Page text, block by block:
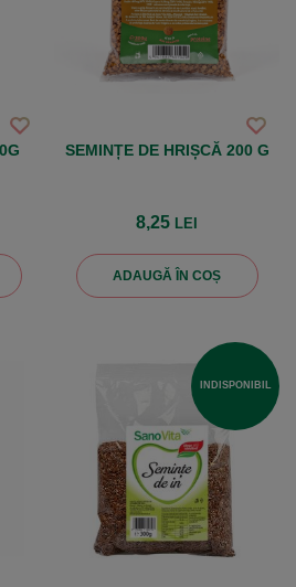
SEMINȚE DE HRIȘCĂ 200 G
8,25 LEI
ADAUGĂ ÎN COȘ
INDISPONIBIL